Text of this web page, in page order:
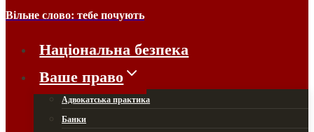
Вільне слово: тебе почують
Національна безпека
Ваше право
Адвокатська практика
Банки